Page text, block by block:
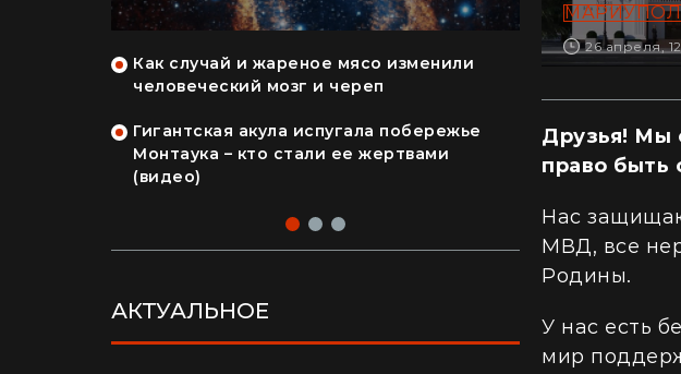
ВСЕЛЕННАЯ
Как случай и жареное мясо изменили
Гигантская акула испугала побережье
Монтаука – кто стали ее жертвами
валуны (видео)
Жизнь на
26 апреля,
Друзья! Мы
право быть
Нас
МВД, все
Родины.
У нас есть
мир